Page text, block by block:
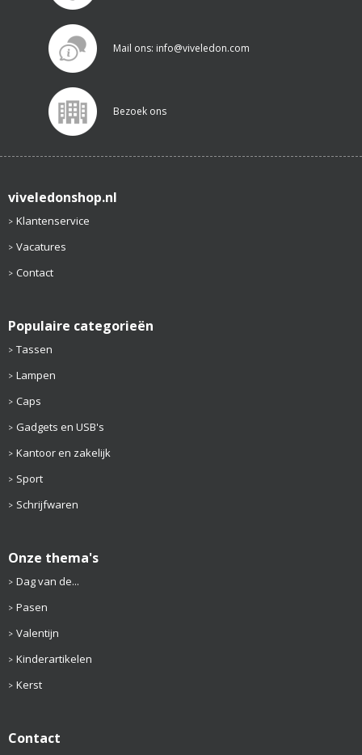
Mail ons: info@viveledon.com
Bezoek ons
viveledonshop.nl
Klantenservice
Vacatures
Contact
Populaire categorieën
Tassen
Lampen
Caps
Gadgets en USB's
Kantoor en zakelijk
Sport
Schrijfwaren
Onze thema's
Dag van de...
Pasen
Valentijn
Kinderartikelen
Kerst
Contact